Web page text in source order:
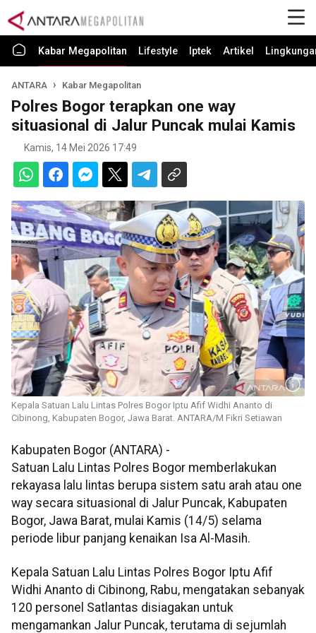
Kabar Megapolitan Lifestyle Iptek Artikel
ANTARA Kabar Megapolitan
Polres Bogor terapkan one way
situasional di Jalur Puncak mulai Kamis
Kamis, 14 Mei 2026 17:49
Kepala Satuan Lalu Lintas Polres Bogor Iptu Afif Widhi Ananto di
Cibinong, Kabupaten Bogor, Jawa Barat. ANTARA/M Fikri Setiawan
Kabupaten Bogor (ANTARA) -
Satuan Lalu Lintas Polres Bogor memberlakukan
rekayasa lalu lintas berupa sistem satu arah atau one
way secara situasional di Jalur Puncak, Kabupaten
Bogor, Jawa Barat, mulai Kamis (14/5) selama
periode libur panjang kenaikan Isa Al-Masih.
Kepala Satuan Lalu Lintas Polres Bogor Iptu Afif
Widhi Ananto di Cibinong, Rabu, mengatakan sebanyak
120 personel Satlantas disiagakan untuk
mengamankan Jalur Puncak, terutama di sejumlah